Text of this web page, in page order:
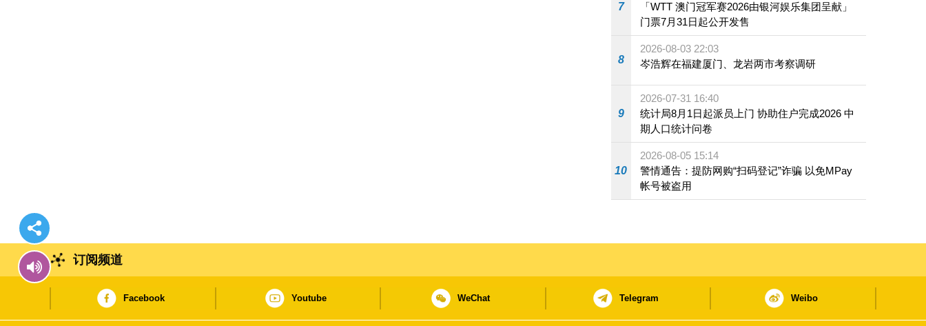
7
「WTT 澳门冠军赛2026由银河娱乐集团呈献」
门票7月31日起公开发售
8
2026-08-03 22:03
岑浩辉在福建厦门、龙岩两市考察调研
9
2026-07-31 16:40
统计局8月1日起派员上门 协助住户完成2026 中
期人口统计问卷
10
2026-08-05 15:14
警情通告：提防网购“扫码登记”诈骗 以免MPay
帐号被盗用
订阅频道
Facebook Youtube WeChat Telegram Weibo